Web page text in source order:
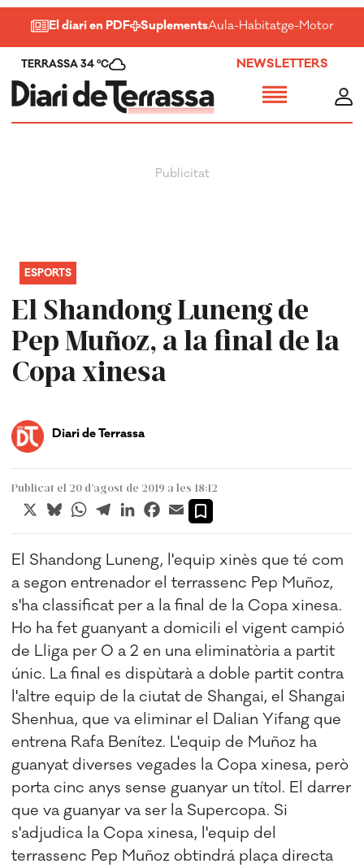
El diari en PDF SuplementsAula-Habitatge-Motor-
TERRASSA 34 ºC NEWSLETTERS
El Shandong Luneng de
Pep Muñoz, a la final de la
Copa xinesa
ESPORTS
Diari de Terrassa
Publicat el 20 d’agost de 2019 a les 18:12
X BlueskyWhatsApp
TelegramLinkedInFacebook
Email
El Shandong Luneng, l'equip xinès que té com
a segon entrenador el terrassenc Pep Muñoz,
s'ha classificat per a la final de la Copa xinesa.
Ho ha fet guanyant a domicili el vigent campió
de Lliga per 0 a 2 en una eliminatòria a partit
únic. La final es dispùtarà a doble partit contra
l'altre equip de la ciutat de Shangai, el Shangai
Shenhua, que va eliminar el Dalian Yifang que
entrena Rafa Benítez. L'equip de Muñoz ha
guanyat diverses vegades la Copa xinesa, però
porta cinc anys sense guanyar un títol. El darrer
que va guanyar va ser la Supercopa. Si
s'adjudica la Copa xinesa, l'equip del
terrassenc Pep Muñoz obtindrá plaça directa